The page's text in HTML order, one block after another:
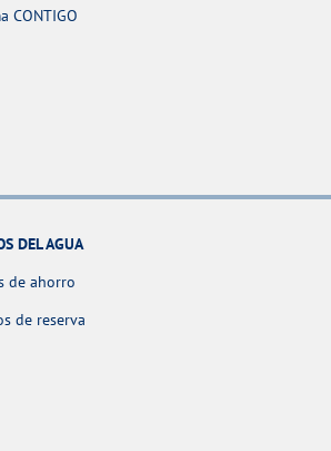
CONTIGO
DEL AGUA
de ahorro
de reserva